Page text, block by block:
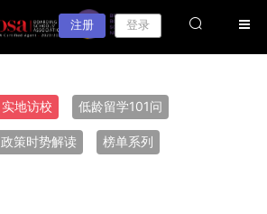
注册 登录
实地访校 低龄留学101问
政策时势解读 榜单系列